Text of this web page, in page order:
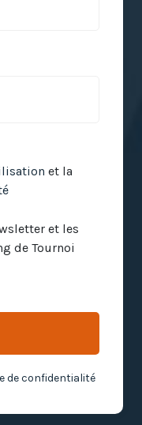
et la
et les
de Tournoi
de confidentialité